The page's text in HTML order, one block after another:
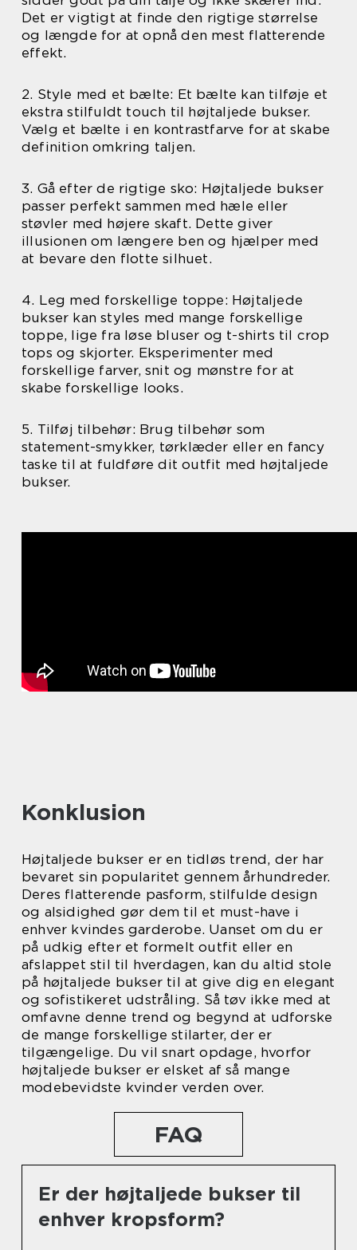
Det er vigtigt at finde den rigtige størrelse
og længde for at opnå den mest flatterende
effekt.
2. Style med et bælte: Et bælte kan tilføje et
ekstra stilfuldt touch til højtaljede bukser.
Vælg et bælte i en kontrastfarve for at skabe
definition omkring taljen.
3. Gå efter de rigtige sko: Højtaljede bukser
passer perfekt sammen med hæle eller
støvler med højere skaft. Dette giver
illusionen om længere ben og hjælper med
at bevare den flotte silhuet.
4. Leg med forskellige toppe: Højtaljede
bukser kan styles med mange forskellige
toppe, lige fra løse bluser og t-shirts til crop
tops og skjorter. Eksperimenter med
forskellige farver, snit og mønstre for at
skabe forskellige looks.
5. Tilføj tilbehør: Brug tilbehør som
statement-smykker, tørklæder eller en fancy
taske til at fuldføre dit outfit med højtaljede
bukser.
Konklusion
Højtaljede bukser er en tidløs trend, der har
bevaret sin popularitet gennem århundreder.
Deres flatterende pasform, stilfulde design
og alsidighed gør dem til et must-have i
enhver kvindes garderobe. Uanset om du er
på udkig efter et formelt outfit eller en
afslappet stil til hverdagen, kan du altid stole
på højtaljede bukser til at give dig en elegant
og sofistikeret udstråling. Så tøv ikke med at
omfavne denne trend og begynd at udforske
de mange forskellige stilarter, der er
tilgængelige. Du vil snart opdage, hvorfor
højtaljede bukser er elsket af så mange
modebevidste kvinder verden over.
FAQ
Er der højtaljede bukser til
enhver kropsform?